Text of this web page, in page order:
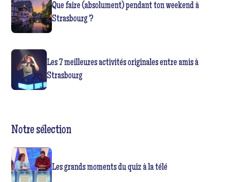
Que faire (absolument) pendant ton weekend à
Strasbourg ?
Les 7 meilleures activités originales entre amis à
Strasbourg
Notre sélection
Les grands moments du quiz à la télé